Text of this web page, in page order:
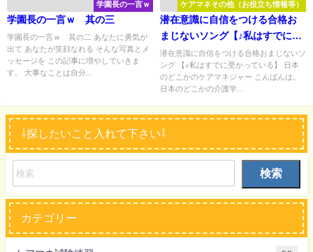
学園長の一言ｗ
学園長の一言ｗ 其の三
学園長の一言ｗ 其の二 あなたに勇気が
出て あなたが笑顔なれる そんな写真とメ
ッセージを この記事に増やしていきま
す。 大事なことは自分...
ケアマネその他（お役立ち情報等）
潜在意識に自信をつける合格お
まじないソング【♪私はすでに受
かっている】
潜在意識に自信をつける合格おまじないソ
ング 【♪私はすでに受かっている】 日本
のどこかのケアマネジャー こんばんは。
日本のどこかの介護学...
⇩探したいこと入れて下さい⇩
検索
カテゴリー